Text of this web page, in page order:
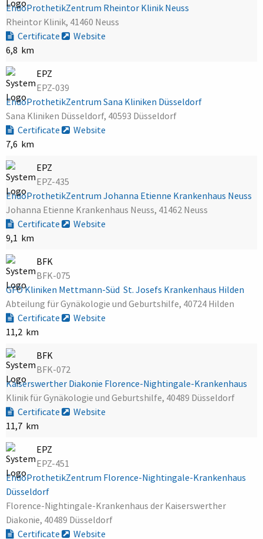
EndoProthetikZentrum Rheintor Klinik Neuss
Rheintor Klinik, 41460 Neuss
Certificate
Website
6,8 km
EPZ
EPZ-039
EndoProthetikZentrum Sana Kliniken Düsseldorf
Sana Kliniken Düsseldorf, 40593 Düsseldorf
Certificate
Website
7,6 km
EPZ
EPZ-435
EndoProthetikZentrum Johanna Etienne Krankenhaus Neuss
Johanna Etienne Krankenhaus Neuss, 41462 Neuss
Certificate
Website
9,1 km
BFK
BFK-075
GFO Kliniken Mettmann-Süd  St. Josefs Krankenhaus Hilden
Abteilung für Gynäkologie und Geburtshilfe, 40724 Hilden
Certificate
Website
11,2 km
BFK
BFK-072
Kaiserswerther Diakonie Florence-Nightingale-Krankenhaus
Klinik für Gynäkologie und Geburtshilfe, 40489 Düsseldorf
Certificate
Website
11,7 km
EPZ
EPZ-451
EndoProthetikZentrum Florence-Nightingale-Krankenhaus
Düsseldorf
Florence-Nightingale-Krankenhaus der Kaiserswerther
Diakonie, 40489 Düsseldorf
Certificate
Website